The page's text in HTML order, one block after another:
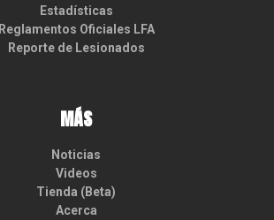
Estadísticas
Reglamentos Oficiales LFA
Reporte de Lesionados
MÁS
Noticias
Videos
Tienda (Beta)
Acerca